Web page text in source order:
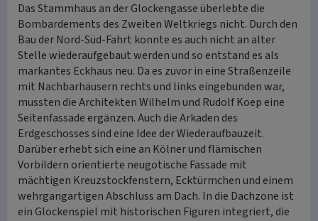
Das Stammhaus an der Glockengasse überlebte die
Bombardements des Zweiten Weltkriegs nicht. Durch den
Bau der Nord-Süd-Fahrt konnte es auch nicht an alter
Stelle wiederaufgebaut werden und so entstand es als
markantes Eckhaus neu. Da es zuvor in eine Straßenzeile
mit Nachbarhäusern rechts und links eingebunden war,
mussten die Architekten Wilhelm und Rudolf Koep eine
Seitenfassade ergänzen. Auch die Arkaden des
Erdgeschosses sind eine Idee der Wiederaufbauzeit.
Darüber erhebt sich eine an Kölner und flämischen
Vorbildern orientierte neugotische Fassade mit
mächtigen Kreuzstockfenstern, Ecktürmchen und einem
wehrgangartigen Abschluss am Dach. In die Dachzone ist
ein Glockenspiel mit historischen Figuren integriert, die